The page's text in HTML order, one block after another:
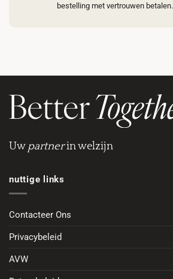
bestelling met vertrouwen betalen.
Uw partnerin welzijn
nuttige links
Contacteer Ons
Privacybeleid
AVW